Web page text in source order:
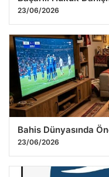
23/06/2026
Bahis Dünyasında
23/06/2026